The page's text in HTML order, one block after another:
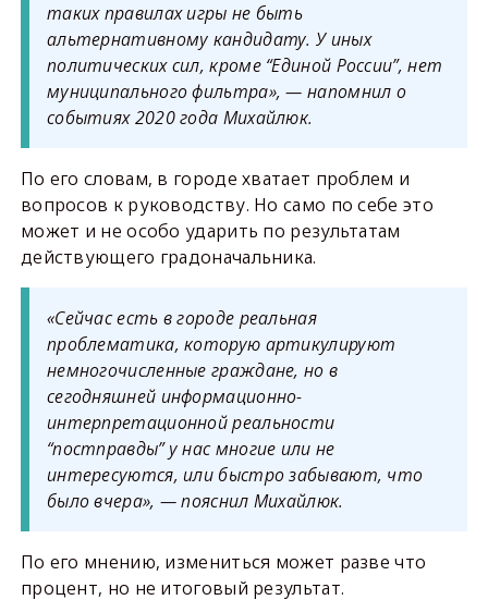
таких правилах игры не быть
альтернативному кандидату. У иных
политических сил, кроме “Единой России”, нет
муниципального фильтра», — напомнил о
событиях 2020 года Михайлюк.
По его словам, в городе хватает проблем и
вопросов к руководству. Но само по себе это
может и не особо ударить по результатам
действующего градоначальника.
«Сейчас есть в городе реальная
проблематика, которую артикулируют
немногочисленные граждане, но в
сегодняшней информационно-
интерпретационной реальности
“постправды” у нас многие или не
интересуются, или быстро забывают, что
было вчера», — пояснил Михайлюк.
По его мнению, измениться может разве что
процент, но не итоговый результат.